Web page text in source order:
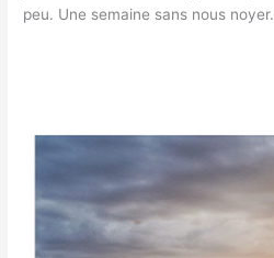
peu. Une semaine sans nous